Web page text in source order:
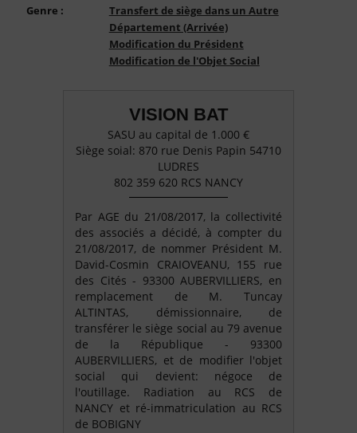
Genre :
Transfert de siège dans un Autre
Département (Arrivée)
Modification du Président
Modification de l'Objet Social
VISION BAT
SASU au capital de 1.000 €
Siège soial: 870 rue Denis Papin 54710
LUDRES
802 359 620 RCS NANCY
Par AGE du 21/08/2017, la collectivité
des associés a décidé, à compter du
21/08/2017, de nommer Président M.
David-Cosmin CRAIOVEANU, 155 rue
des Cités - 93300 AUBERVILLIERS, en
remplacement de M. Tuncay
ALTINTAS, démissionnaire, de
transférer le siège social au 79 avenue
de la République - 93300
AUBERVILLIERS, et de modifier l'objet
social qui devient: négoce de
l'outillage. Radiation au RCS de
NANCY et ré-immatriculation au RCS
de BOBIGNY